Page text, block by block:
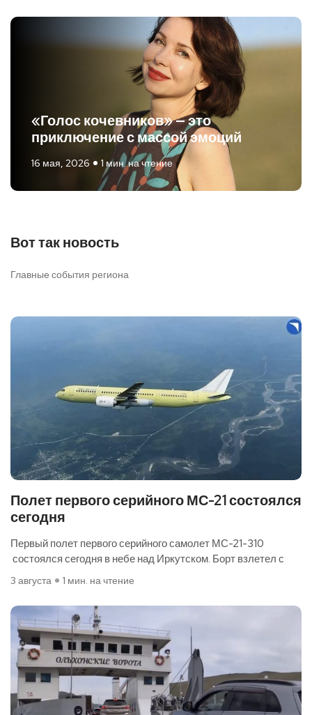
«Голос кочевников» — это
приключение с массой эмоций
16 мая, 2026 1 мин. на чтение
Вот так новость
Главные события региона
Полет первого серийного МС-21 состоялся
сегодня
Первый полет первого серийного самолет МС-21-310
состоялся сегодня в небе над Иркутском. Борт взлетел с
3 августа 1 мин. на чтение